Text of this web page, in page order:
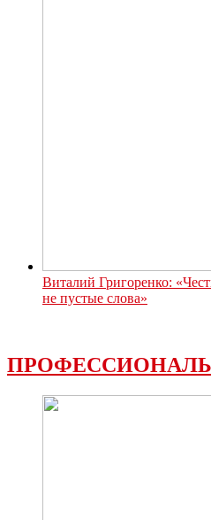
Виталий Григоренко:
не пустые слова»